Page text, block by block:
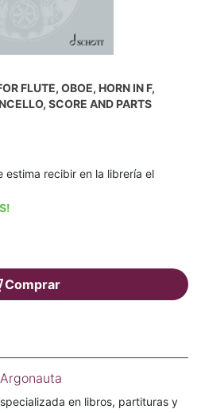
FLUTE, OBOE, HORN IN F,
SCORE AND PARTS
estima recibir en la librería el
Comprar
en libros, partituras y